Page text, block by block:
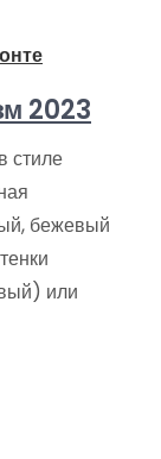
2023
стиле
бежевый
или